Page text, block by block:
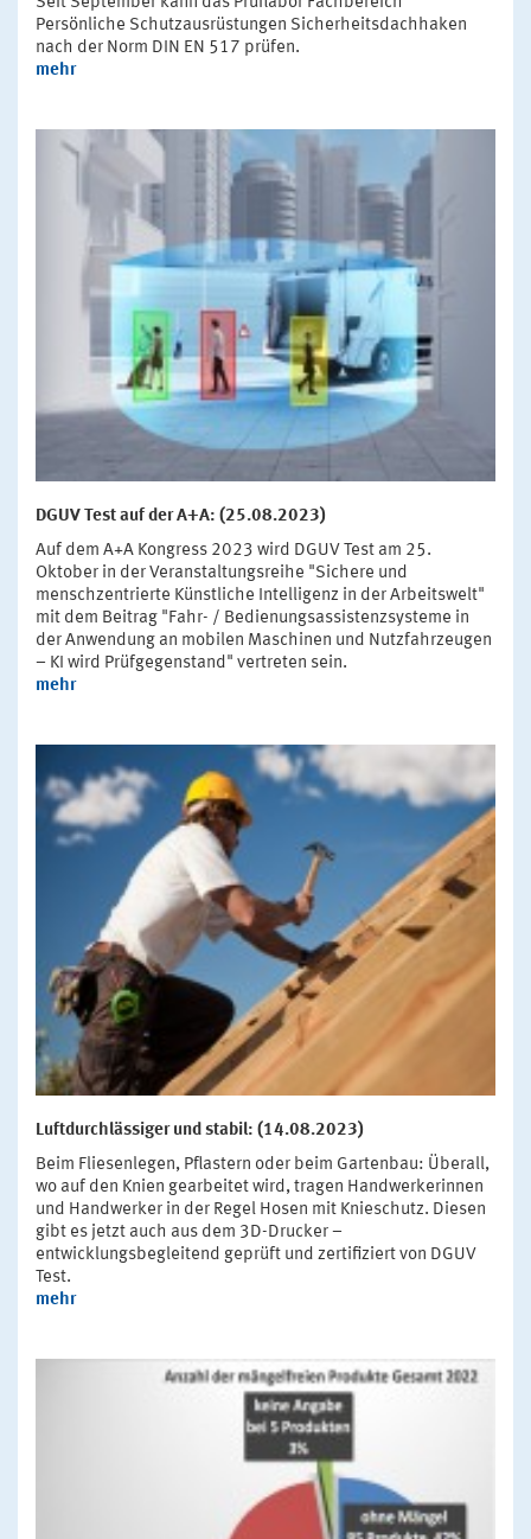
Persönliche Schutzausrüstungen Sicherheitsdachhaken
nach der Norm DIN EN 517 prüfen.
mehr
DGUV Test auf der A+A: (25.08.2023)
Auf dem A+A Kongress 2023 wird DGUV Test am 25.
Oktober in der Veranstaltungsreihe "Sichere und
menschzentrierte Künstliche Intelligenz in der Arbeitswelt"
mit dem Beitrag "Fahr- / Bedienungsassistenzsysteme in
der Anwendung an mobilen Maschinen und Nutzfahrzeugen
– KI wird Prüfgegenstand" vertreten sein.
mehr
Luftdurchlässiger und stabil: (14.08.2023)
Beim Fliesenlegen, Pflastern oder beim Gartenbau: Überall,
wo auf den Knien gearbeitet wird, tragen Handwerkerinnen
und Handwerker in der Regel Hosen mit Knieschutz. Diesen
gibt es jetzt auch aus dem 3D-Drucker –
entwicklungsbegleitend geprüft und zertifiziert von DGUV
Test.
mehr